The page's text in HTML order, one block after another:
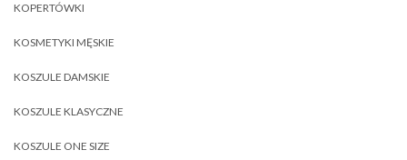
KOPERTÓWKI
KOSMETYKI MĘSKIE
KOSZULE DAMSKIE
KOSZULE KLASYCZNE
KOSZULE ONE SIZE